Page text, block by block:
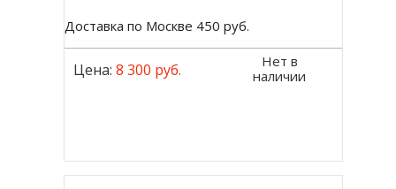
Доставка по Москве 450 руб.
Цена:8 300 руб.
Нет в
наличии